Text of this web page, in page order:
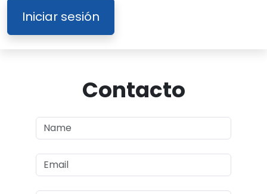
Iniciar sesión
Contacto